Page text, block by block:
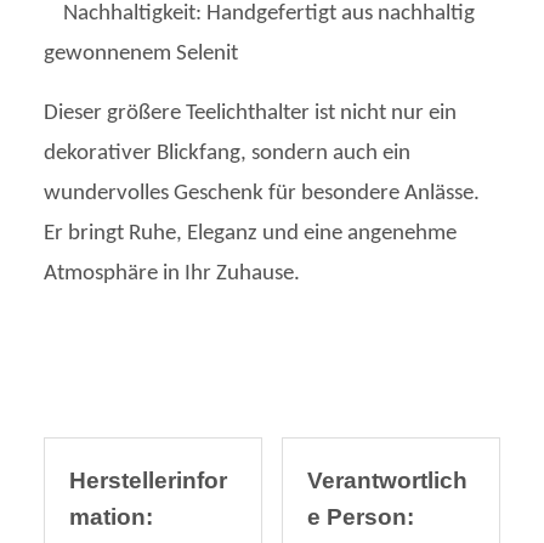
Nachhaltigkeit: Handgefertigt aus nachhaltig
gewonnenem Selenit
Dieser größere Teelichthalter ist nicht nur ein
dekorativer Blickfang, sondern auch ein
wundervolles Geschenk für besondere Anlässe.
Er bringt Ruhe, Eleganz und eine angenehme
Atmosphäre in Ihr Zuhause.
Herstellerinfor
mation:
Verantwortlich
e Person: